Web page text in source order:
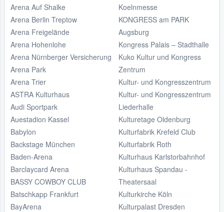
Arena Auf Shalke
Arena Berlin Treptow
Arena Freigelände
Arena Hohenlohe
Arena Nürnberger Versicherung
Arena Park
Arena Trier
ASTRA Kulturhaus
Audi Sportpark
Auestadion Kassel
Babylon
Backstage München
Baden-Arena
Barclaycard Arena
BASSY COWBOY CLUB
Batschkapp Frankfurt
BayArena
Koelnmesse
KONGRESS am PARK
Augsburg
Kongress Palais – Stadthalle
Kuko Kultur und Kongress
Zentrum
Kultur- und Kongresszentrum
Kultur- und Kongresszentrum
Liederhalle
Kulturetage Oldenburg
Kulturfabrik Krefeld Club
Kulturfabrik Roth
Kulturhaus Karlstorbahnhof
Kulturhaus Spandau -
Theatersaal
Kulturkirche Köln
Kulturpalast Dresden